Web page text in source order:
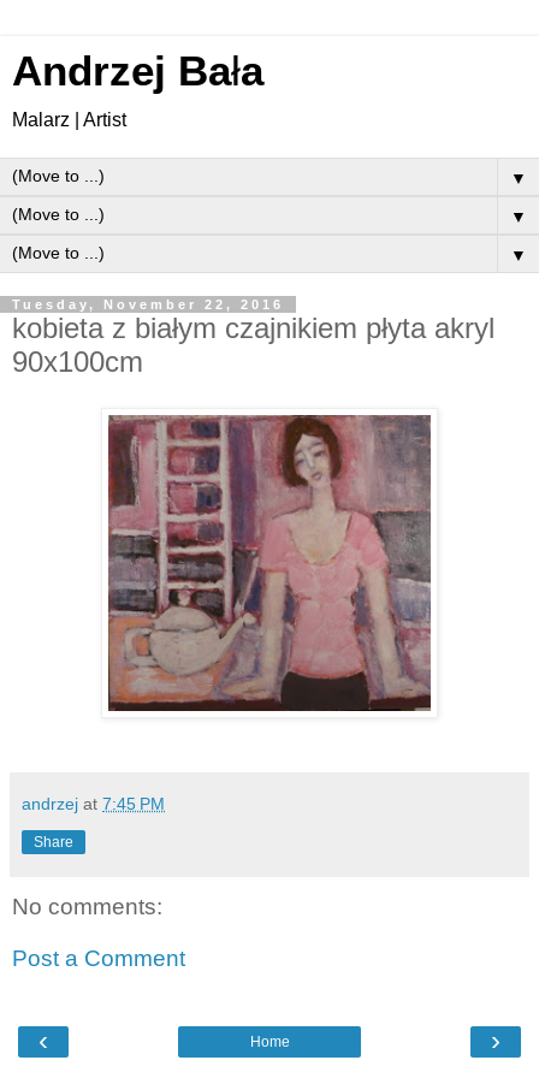
Andrzej Bała
Malarz | Artist
▼
▼
▼
Tuesday, November 22, 2016
kobieta z białym czajnikiem płyta akryl
90x100cm
andrzej at 7:45 PM
Share
No comments:
Post a Comment
‹ ›
Home